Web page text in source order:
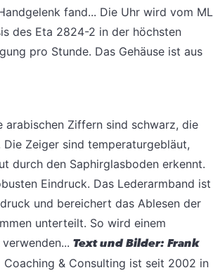
fand... Die Uhr wird vom ML
des Eta 2824-2 in der höchsten
pro Stunde. Das Gehäuse ist aus
Ziffern sind schwarz, die
Zeiger sind temperaturgebläut,
durch den Saphirglasboden erkennt.
Eindruck. Das Lederarmband ist
und bereichert das Ablesen der
unterteilt. So wird einem
Text und Bilder: Frank
& Consulting ist seit 2002 in